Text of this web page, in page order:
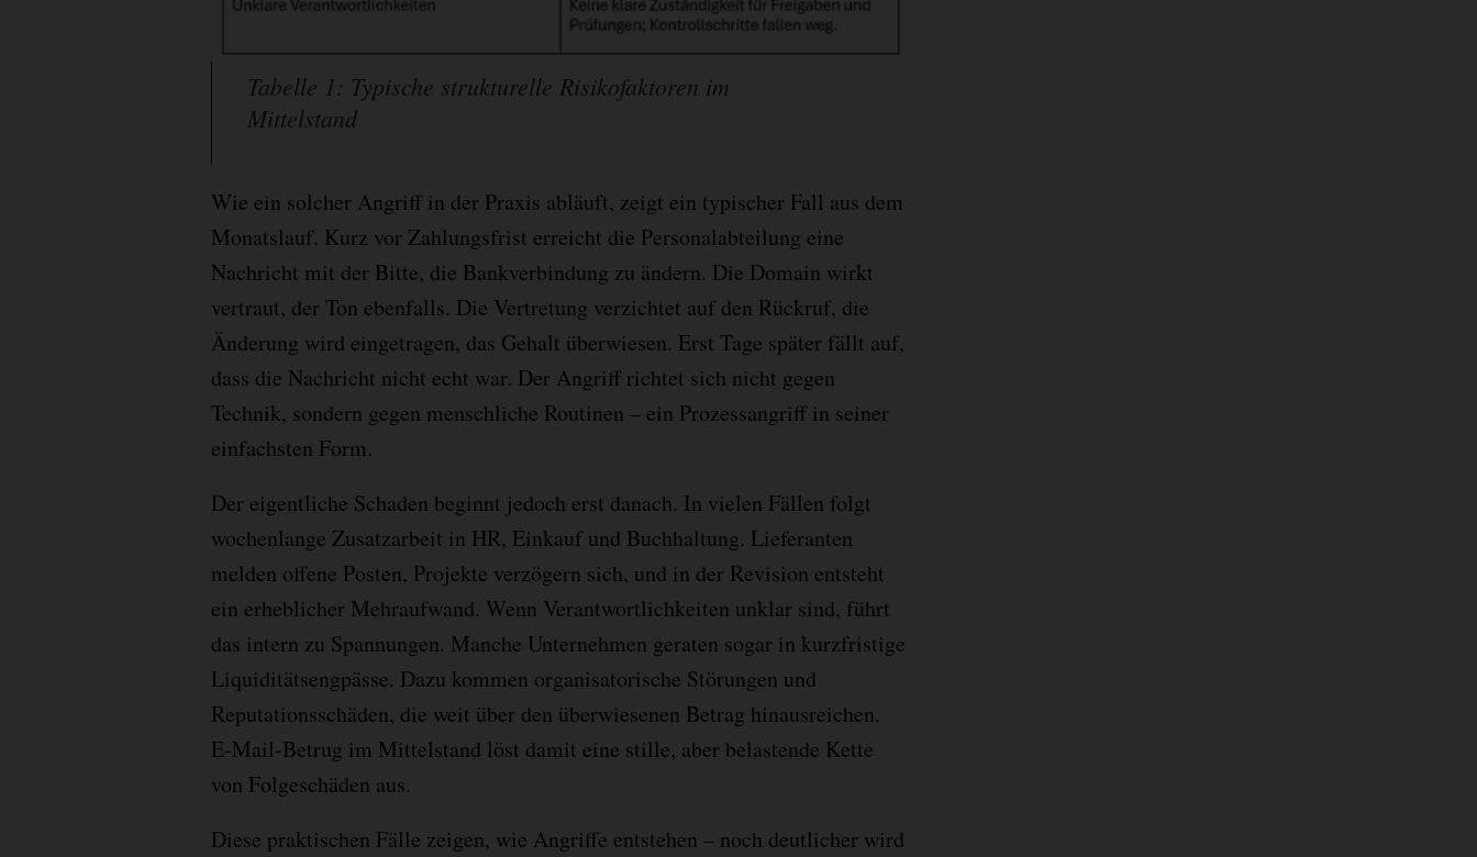
Tabelle 1: Typische strukturelle Risikofaktoren im
Mittelstand
Wie ein solcher Angriff in der Praxis abläuft, zeigt ein typischer Fall aus dem
Monatslauf. Kurz vor Zahlungsfrist erreicht die Personalabteilung eine
Nachricht mit der Bitte, die Bankverbindung zu ändern. Die Domain wirkt
vertraut, der Ton ebenfalls. Die Vertretung verzichtet auf den Rückruf, die
Änderung wird eingetragen, das Gehalt überwiesen. Erst Tage später fällt auf,
dass die Nachricht nicht echt war. Der Angriff richtet sich nicht gegen
Technik, sondern gegen menschliche Routinen – ein Prozessangriff in seiner
einfachsten Form.
Der eigentliche Schaden beginnt jedoch erst danach. In vielen Fällen folgt
wochenlange Zusatzarbeit in HR, Einkauf und Buchhaltung. Lieferanten
melden offene Posten, Projekte verzögern sich, und in der Revision entsteht
ein erheblicher Mehraufwand. Wenn Verantwortlichkeiten unklar sind, führt
das intern zu Spannungen. Manche Unternehmen geraten sogar in kurzfristige
Liquiditätsengpässe. Dazu kommen organisatorische Störungen und
Reputationsschäden, die weit über den überwiesenen Betrag hinausreichen.
E-Mail-Betrug im Mittelstand löst damit eine stille, aber belastende Kette
von Folgeschäden aus.
Diese praktischen Fälle zeigen, wie Angriffe entstehen – noch deutlicher wird